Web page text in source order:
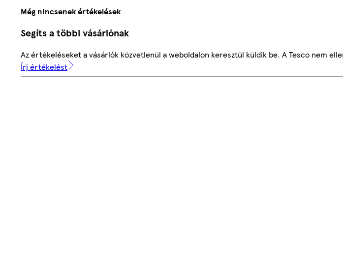
Még nincsenek értékelések
Segíts a többi vásárlónak
Az értékeléseket a vásárlók közvetlenül a weboldalon keresztül küldik be. A Tesco nem
Írj értékelést